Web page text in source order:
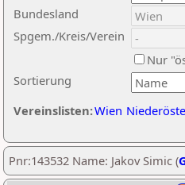
Sortierung
Bundesland
Spgem./Kreis/Verein
Nur
Vereinslisten:Wien
Pnr:143532 Name: Jakov Simic (